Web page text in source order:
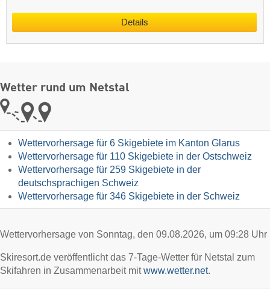
Details
Wetter rund um Netstal
Wettervorhersage für 6 Skigebiete im Kanton Glarus
Wettervorhersage für 110 Skigebiete in der Ostschweiz
Wettervorhersage für 259 Skigebiete in der
deutschsprachigen Schweiz
Wettervorhersage für 346 Skigebiete in der Schweiz
Wettervorhersage von Sonntag, den 09.08.2026, um 09:28 Uhr
Skiresort.de veröffentlicht das 7-Tage-Wetter für Netstal zum
Skifahren in Zusammenarbeit mitwww.wetter.net.